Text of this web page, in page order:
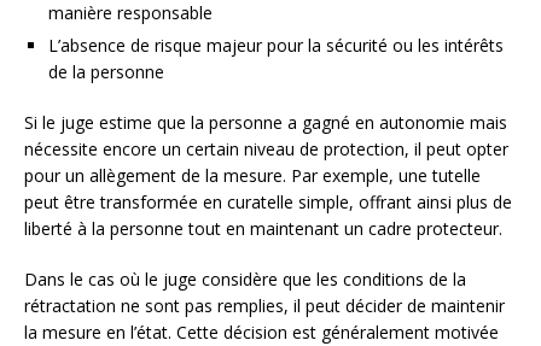
manière responsable
L’absence de risque majeur pour la sécurité ou les intérêts
de la personne
Si le juge estime que la personne a gagné en autonomie mais
nécessite encore un certain niveau de protection, il peut opter
pour un allègement de la mesure. Par exemple, une tutelle
peut être transformée en curatelle simple, offrant ainsi plus de
liberté à la personne tout en maintenant un cadre protecteur.
Dans le cas où le juge considère que les conditions de la
rétractation ne sont pas remplies, il peut décider de maintenir
la mesure en l’état. Cette décision est généralement motivée